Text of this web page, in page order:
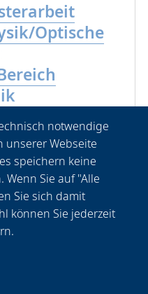
Optische
notwendige
unserer Webseite
speichern keine
Sie auf "Alle
Sie sich damit
können Sie jederzeit